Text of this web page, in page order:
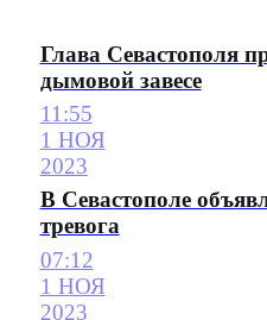
Глава Севастополя
дымовой завесе
11:55
1 НОЯ
2023
В Севастополе
тревога
07:12
1 НОЯ
2023